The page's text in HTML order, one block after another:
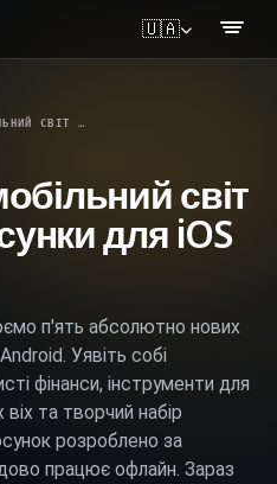
🇺🇦
ДЛЯ IOS ТА ANDROID
світ
для iOS
п'ять абсолютно нових
Уявіть собі
фінанси, інструменти для
та творчий набір
розроблено за
працює офлайн. Зараз